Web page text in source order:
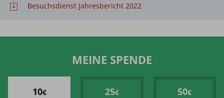
Besuchsdienst Jahresbericht 2022
MEINE SPENDE
10€ 25€ 50€